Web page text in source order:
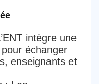
intègre une
échanger
enseignants et